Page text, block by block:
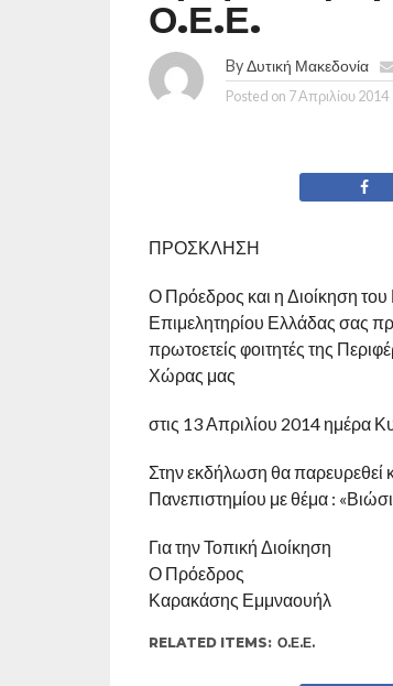
Ο.Ε.Ε.
ByΔυτική Μακεδονία
Posted on 7 Απριλίου 2014
ΠΡΟΣΚΛΗΣΗ
Ο Πρόεδρος και η Διοίκηση
Επιμελητηρίου Ελλάδας σας
πρωτοετείς φοιτητές της
Χώρας μας
στις 13 Απριλίου 2014 ημέρα
Στην εκδήλωση θα παρευρεθεί
Πανεπιστημίου με θέμα :
Για την Τοπική Διοίκηση
Ο Πρόεδρος
Καρακάσης Εμμναουήλ
RELATED ITEMS: Ο.Ε.Ε.